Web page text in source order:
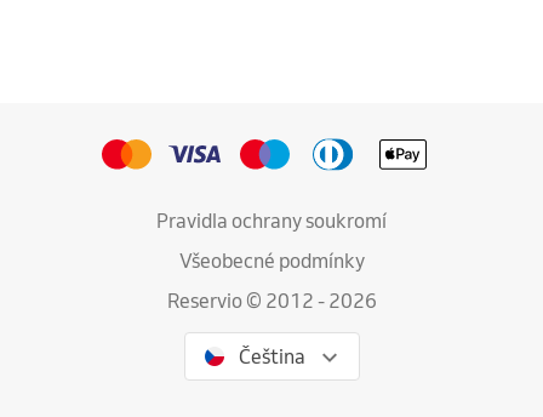
Pravidla ochrany soukromí
Všeobecné podmínky
Reservio © 2012 - 2026
Čeština